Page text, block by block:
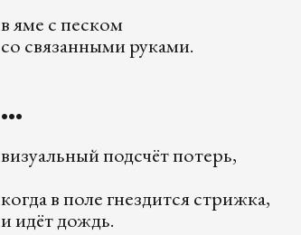
в яме с песком
со связанными руками.
•••
визуальный подсчёт потерь,
когда в поле гнездится стрижка,
и идёт дождь.